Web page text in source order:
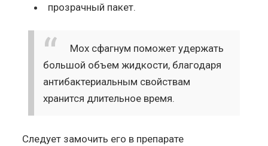
прозрачный пакет.
Мох сфагнум поможет удержать
большой объем жидкости, благодаря
антибактериальным свойствам
хранится длительное время.
Следует замочить его в препарате